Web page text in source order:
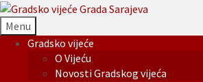
Menu
Gradsko vijeće
O Vijeću
Novosti Gradskog vijeća